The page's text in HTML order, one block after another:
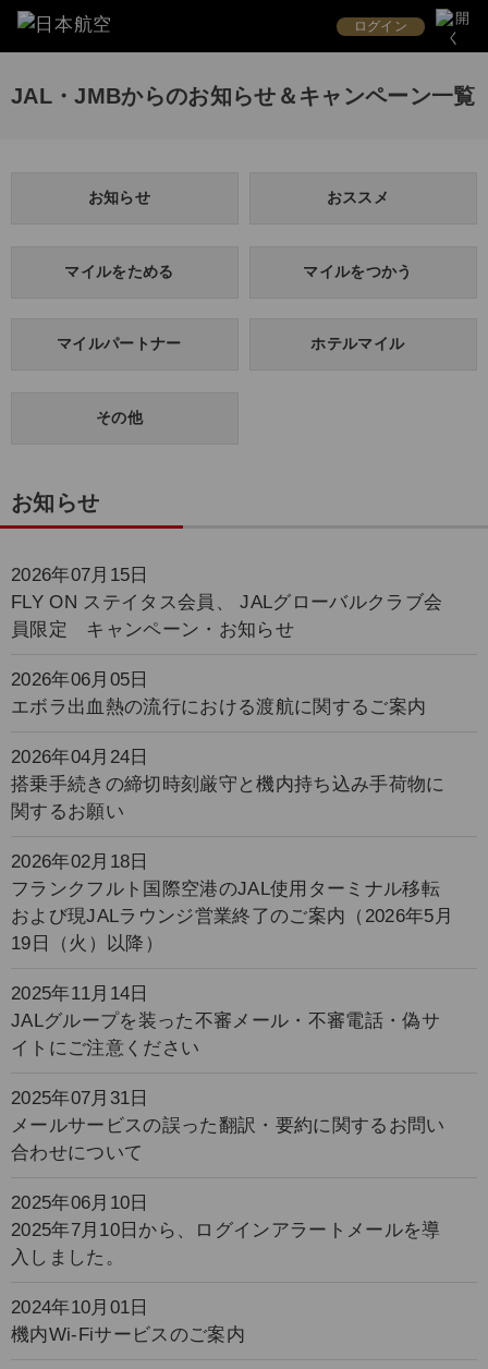
ログイン
JAL・JMBからのお知らせ＆キャンペーン一覧
お知らせ おススメ
マイルをためる マイルをつかう
マイルパートナー ホテルマイル
その他
お知らせ
2026年07月15日
FLY ON ステイタス会員、 JALグローバルクラブ会
員限定 キャンペーン・お知らせ
2026年06月05日
エボラ出血熱の流行における渡航に関するご案内
2026年04月24日
搭乗手続きの締切時刻厳守と機内持ち込み手荷物に
関するお願い
2026年02月18日
フランクフルト国際空港のJAL使用ターミナル移転
および現JALラウンジ営業終了のご案内（2026年5月
19日（火）以降）
2025年11月14日
JALグループを装った不審メール・不審電話・偽サ
イトにご注意ください
2025年07月31日
メールサービスの誤った翻訳・要約に関するお問い
合わせについて
2025年06月10日
2025年7月10日から、ログインアラートメールを導
入しました。
2024年10月01日
機内Wi-Fiサービスのご案内